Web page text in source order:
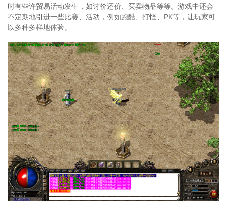
时有些许贸易活动发生，如讨价还价、买卖物品等等。游戏中还会
不定期地引进一些比赛、活动，例如跑酷、打怪、PK等，让玩家可
以多种多样地体验。